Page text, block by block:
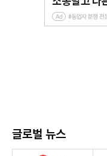
글로벌 뉴스